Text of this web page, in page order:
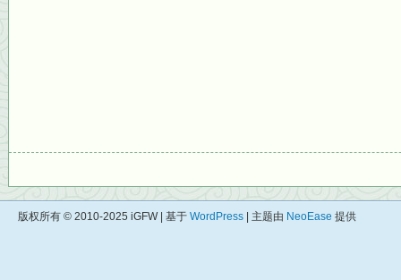
版权所有 © 2010-2025 iGFW | 基于 WordPress | 主题由 NeoEase 提供